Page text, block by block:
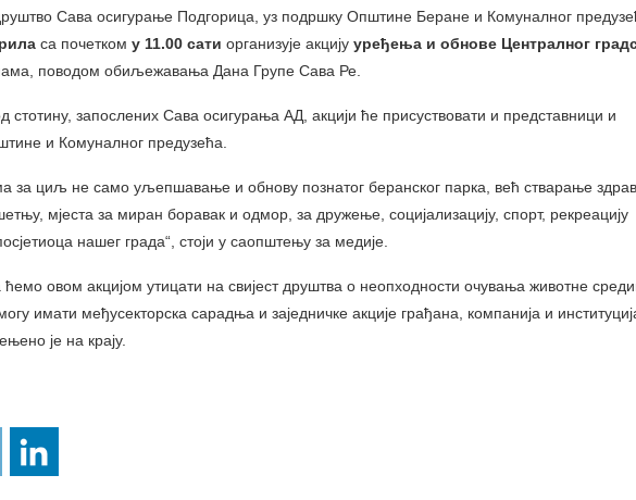
Сава осигурање Подгорица, уз подршку Општине Беране и Комуналног
са почетком у 11.00 сати организује акцију уређења и обнове Централног
поводом обиљежавања Дана Групе Сава Ре.
стотину, запослених Сава осигурања АД, акцији ће присуствовати и представници и
и Комуналног предузећа.
за циљ не само уљепшавање и обнову познатог беранског парка, већ стварање
мјеста за миран боравак и одмор, за дружење, социјализацију, спорт, рекреацију
нашег града“, стоји у саопштењу за медије.
овом акцијом утицати на свијест друштва о неопходности очувања животне
могу имати међусекторска сарадња и заједничке акције грађана, компанија и
је на крају.